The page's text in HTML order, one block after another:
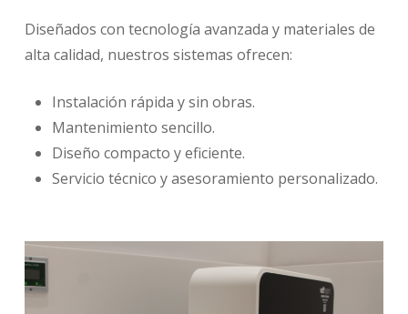
Diseñados con tecnología avanzada y materiales de
alta calidad, nuestros sistemas ofrecen:
Instalación rápida y sin obras.
Mantenimiento sencillo.
Diseño compacto y eficiente.
Servicio técnico y asesoramiento personalizado.